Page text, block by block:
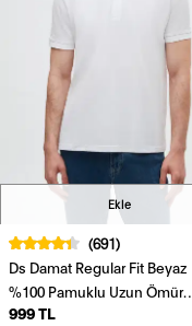
Ekle
(691)
Ds Damat Regular Fit Beyaz
%100 Pamuklu Uzun Ömürlü
Kıvrılmaz Polo Yaka Nakışlı T-
999 TL